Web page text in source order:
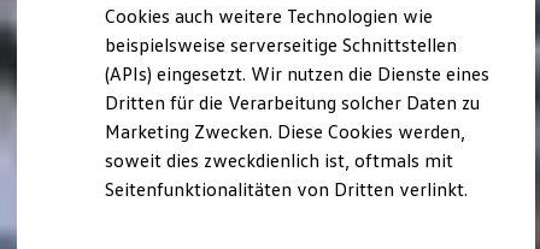
GTI Kollektion
Fußball Drop
we drive football
#wedriveproud
Besitzer und Service
myVolkswagen
Software Updates
Inspektion und HU/AU
Cookies auch weitere Technologien wie
beispielsweise serverseitige Schnittstellen
(APIs) eingesetzt. Wir nutzen die Dienste eines
Dritten für die Verarbeitung solcher Daten zu
Marketing Zwecken. Diese Cookies werden,
soweit dies zweckdienlich ist, oftmals mit
Seitenfunktionalitäten von Dritten verlinkt.